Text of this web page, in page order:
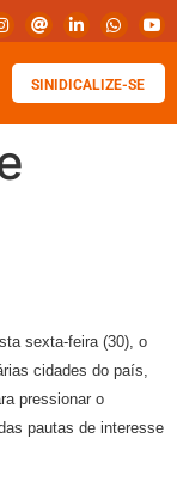
SINIDICALIZE-SE
sexta-feira (30), o
cidades do país,
pressionar o
pautas de interesse